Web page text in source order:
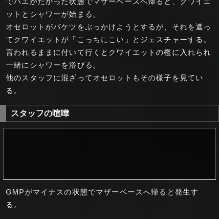
でハエがたかった状態でマザーベースへ帰ると、クワイエ
ットとシャワーが始まる。
オセロットがバケツをぶっかけようとするが、それを遮っ
てクワイエットが「こっちにこい」とジェスチャーする。
言われるままに付いて行くとクワイエットの檻に入れられ
一緒にシャワーを浴びる。
他のスタッフに混ざってオセロットもその様子を見てい
る。
スタッフの喧嘩
GMPがマイナスの状態でマザーベースへ帰ると発生す
る。